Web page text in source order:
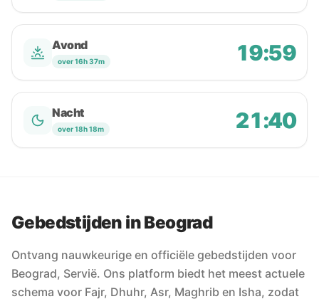
Avond
over 16h 37m 19:59
Nacht
over 18h 18m 21:40
Gebedstijden in Beograd
Ontvang nauwkeurige en officiële gebedstijden voor
Beograd, Servië. Ons platform biedt het meest actuele
schema voor Fajr, Dhuhr, Asr, Maghrib en Isha, zodat